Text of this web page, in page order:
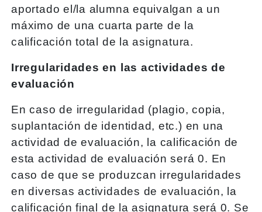
aportado el/la alumna equivalgan a un
máximo de una cuarta parte de la
calificación total de la asignatura.
Irregularidades en las actividades de
evaluación
En caso de irregularidad (plagio, copia,
suplantación de identidad, etc.) en una
actividad de evaluación, la calificación de
esta actividad de evaluación será 0. En
caso de que se produzcan irregularidades
en diversas actividades de evaluación, la
calificación final de la asignatura será 0. Se